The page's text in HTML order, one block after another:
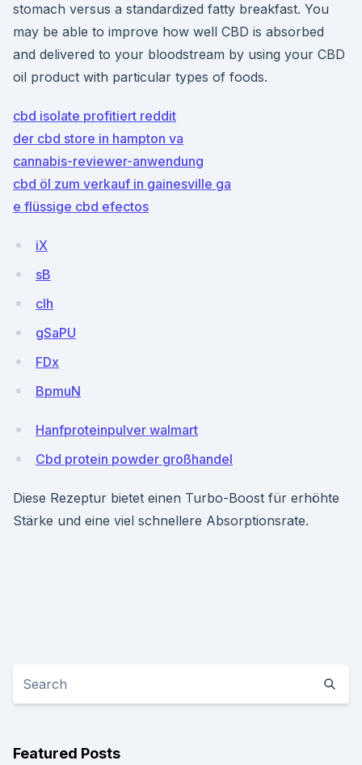
stomach versus a standardized fatty breakfast. You
may be able to improve how well CBD is absorbed
and delivered to your bloodstream by using your CBD
oil product with particular types of foods.
cbd isolate profitiert reddit
der cbd store in hampton va
cannabis-reviewer-anwendung
cbd öl zum verkauf in gainesville ga
e flüssige cbd efectos
iX
sB
clh
gSaPU
FDx
BpmuN
Hanfproteinpulver walmart
Cbd protein powder großhandel
Diese Rezeptur bietet einen Turbo-Boost für erhöhte
Stärke und eine viel schnellere Absorptionsrate.
Featured Posts